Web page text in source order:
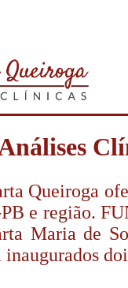
Queiroga
e região.
Maria de